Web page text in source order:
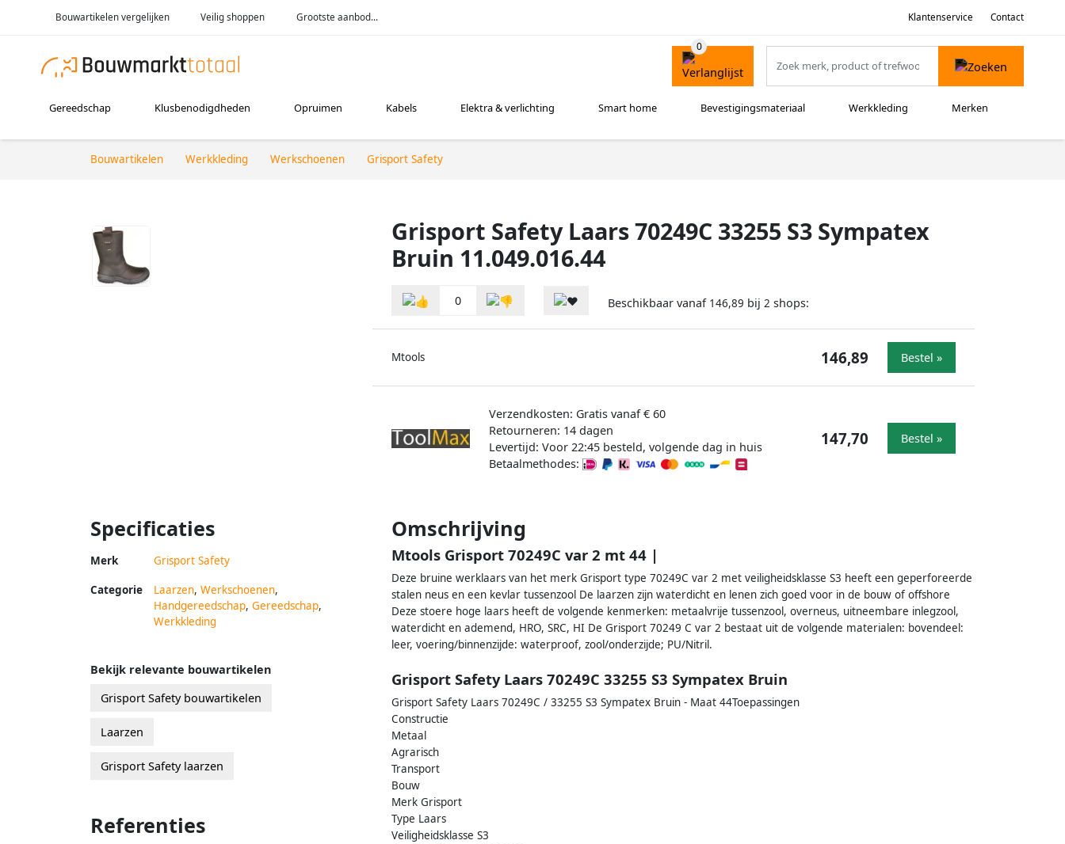
Bouwartikelen vergelijken Veilig shoppen Grootste aanbod... Klantenservice Contact
Gereedschap Klusbenodigdheden Opruimen Kabels Elektra & verlichting Smart home Bevestigingsmateriaal Werkkleding Merken
Bouwartikelen Werkkleding Werkschoenen Grisport Safety
Grisport Safety Laars 70249C 33255 S3 Sympatex
Bruin 11.049.016.44
0 Beschikbaar vanaf 146,89 bij 2 shops:
Mtools 146,89 Bestel »
Verzendkosten: Gratis vanaf € 60
Retourneren: 14 dagen
Levertijd: Voor 22:45 besteld, volgende dag in huis
Betaalmethodes:
147,70 Bestel »
Specificaties
Merk Grisport Safety
Categorie Laarzen, Werkschoenen,
Handgereedschap, Gereedschap,
Werkkleding
Omschrijving
Mtools Grisport 70249C var 2 mt 44 |
Deze bruine werklaars van het merk Grisport type 70249C var 2 met veiligheidsklasse S3 heeft een geperforeerde
stalen neus en een kevlar tussenzool De laarzen zijn waterdicht en lenen zich goed voor in de bouw of offshore
Deze stoere hoge laars heeft de volgende kenmerken: metaalvrije tussenzool, overneus, uitneembare inlegzool,
waterdicht en ademend, HRO, SRC, HI De Grisport 70249 C var 2 bestaat uit de volgende materialen: bovendeel:
leer, voering/binnenzijde: waterproof, zool/onderzijde; PU/Nitril.
Grisport Safety Laars 70249C 33255 S3 Sympatex Bruin
Grisport Safety Laars 70249C / 33255 S3 Sympatex Bruin - Maat 44Toepassingen
Constructie
Metaal
Agrarisch
Transport
Bouw
Merk Grisport
Type Laars
Veiligheidsklasse S3
Bekijk relevante bouwartikelen
Grisport Safety bouwartikelen
Laarzen
Grisport Safety laarzen
Referenties